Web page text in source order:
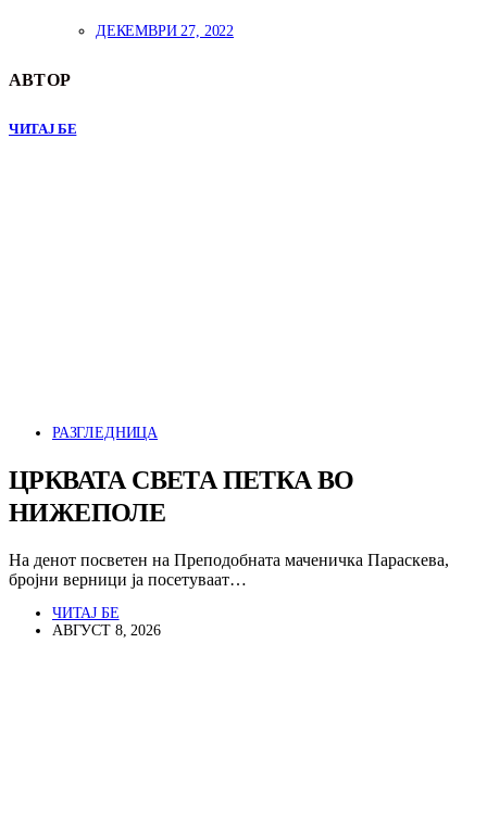
ДЕКЕМВРИ 27, 2022
АВТОР
ЧИТАЈ БЕ
РАЗГЛЕДНИЦА
ЦРКВАТА СВЕТА ПЕТКА ВО
НИЖЕПОЛЕ
На денот посветен на Преподобната маченичка Параскева,
бројни верници ја посетуваат…
ЧИТАЈ БЕ
АВГУСТ 8, 2026